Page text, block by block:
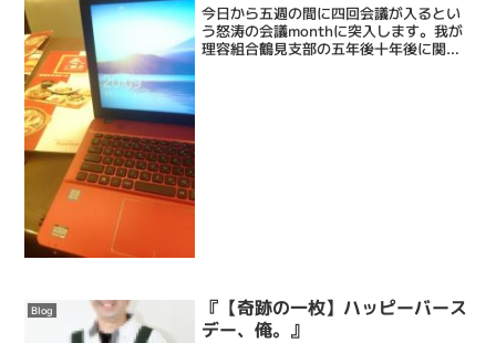
今日から五週の間に四回会議が入るとい
う怒涛の会議monthに突入します。我が
理容組合鶴見支部の五年後十年後に関わ
Blog
『【奇跡の一枚】ハッピーバース
デー、俺。』